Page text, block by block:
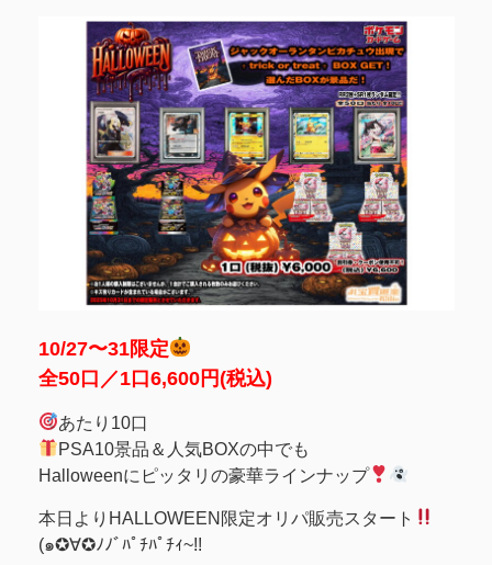
10/27〜31限定
全50口／1口6,600円(税込)
あたり10口
PSA10景品＆人気BOXの中でも
Halloweenにピッタリの豪華ラインナップ
本日よりHALLOWEEN限定オリパ販売スタート
(๑✪∀✪ﾉﾉﾞﾊﾟﾁﾊﾟﾁｨ~!!